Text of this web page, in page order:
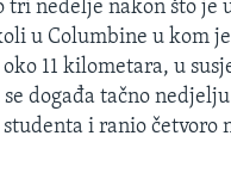
tri nedelje nakon što
u Columbine u kom
11 kilometara, u
događa tačno
i ranio četvoro